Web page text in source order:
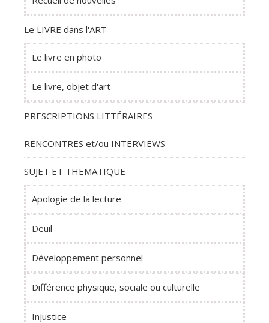
Le LIVRE dans l'ART
Le livre en photo
Le livre, objet d'art
PRESCRIPTIONS LITTÉRAIRES
RENCONTRES et/ou INTERVIEWS
SUJET ET THEMATIQUE
Apologie de la lecture
Deuil
Développement personnel
Différence physique, sociale ou culturelle
Injustice